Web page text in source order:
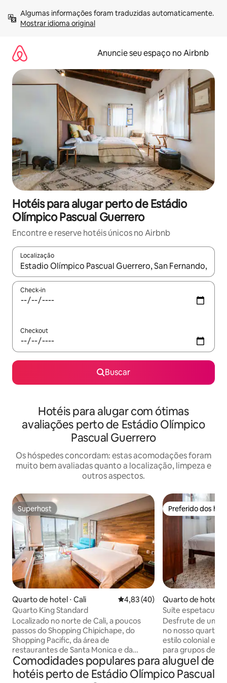
para
Mostrar idioma original
Anuncie seu espaço no Airbnb
Hotéis para alugar perto de Estádio
Olímpico Pascual Guerrero
Encontre e reserve hotéis únicos no Airbnb
Localização
Quando os resultados estiverem disponíveis, explore-os
Check-in
Checkout
Buscar
Hotéis para alugar com ótimas
avaliações perto de Estádio Olímpico
Pascual Guerrero
Os hóspedes concordam: estas acomodações foram
muito bem avaliadas quanto a localização, limpeza e
outros aspectos.
Superhost
Superhost
Quarto de hotel ⋅ Cali 4,83 de uma avaliação média
4,83 (40)
Quarto King Standard
Localizado no norte de Cali, a poucos
passos do Shopping Chipichape, do
Shopping Pacific, da área de
restaurantes de Santa Monica e da
Avenida La Sexta, somos um hotel
sofisticado e familiar com estilo
fabuloso. Estamos a 25 minutos do
Preferido dos
Preferido dos
Quarto de hotel ⋅
Suíte espetacular
Desfrute de uma
no nosso quarto
estilo colonial em
para grupos de
possui um quarto
um sofá-cama
privativo, uma
Comodidades populares para aluguel de
hotéis perto de Estádio Olímpico Pascual